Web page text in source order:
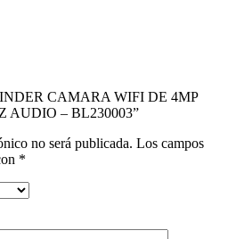
CAMARA WIFI DE 4MP
AUDIO – BL230003”
no será publicada. Los campos
*